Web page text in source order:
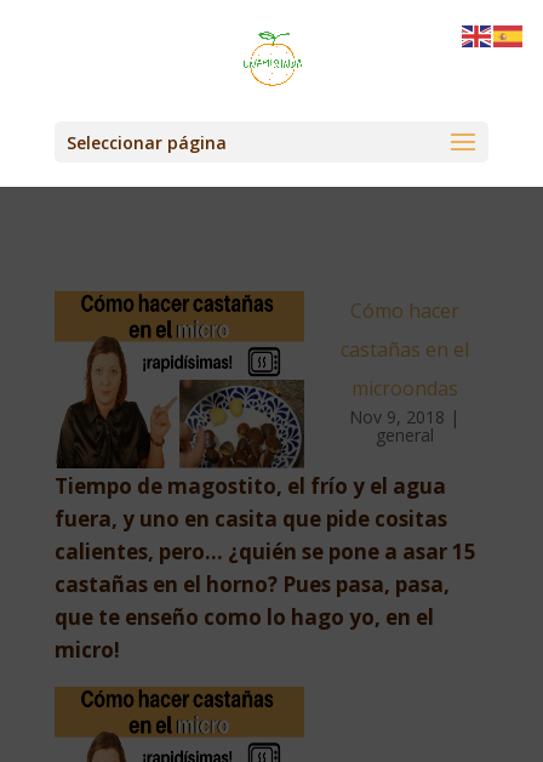
Seleccionar página
Cómo hacer
castañas en el
microondas
Nov 9, 2018 |
general
Tiempo de magostito, el frío y el agua
fuera, y uno en casita que pide cositas
calientes, pero… ¿quién se pone a asar 15
castañas en el horno? Pues pasa, pasa,
que te enseño como lo hago yo, en el
micro!